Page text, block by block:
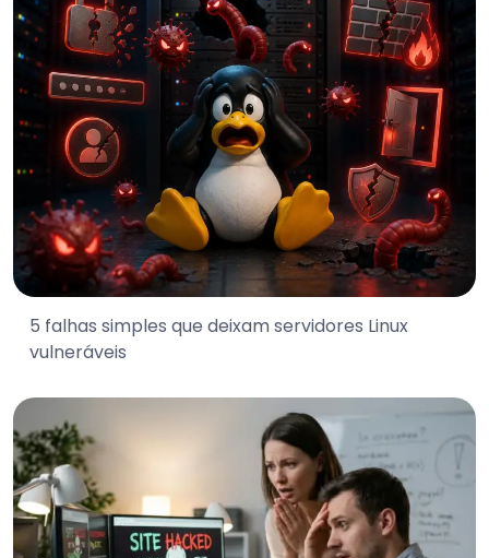
5 falhas simples que deixam servidores Linux
vulneráveis